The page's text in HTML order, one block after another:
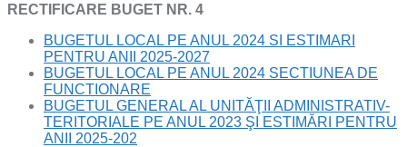
RECTIFICARE BUGET NR. 4
BUGETUL LOCAL PE ANUL 2024 SI ESTIMARI
PENTRU ANII 2025-2027
BUGETUL LOCAL PE ANUL 2024 SECTIUNEA DE
FUNCTIONARE
BUGETUL GENERAL AL UNITĂŢII ADMINISTRATIV-
TERITORIALE PE ANUL 2023 ŞI ESTIMĂRI PENTRU
ANII 2025-202